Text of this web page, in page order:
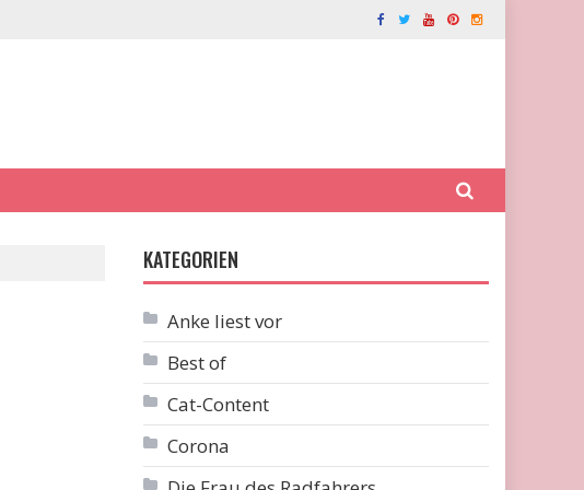
KATEGORIEN
Anke liest vor
Best of
Cat-Content
Corona